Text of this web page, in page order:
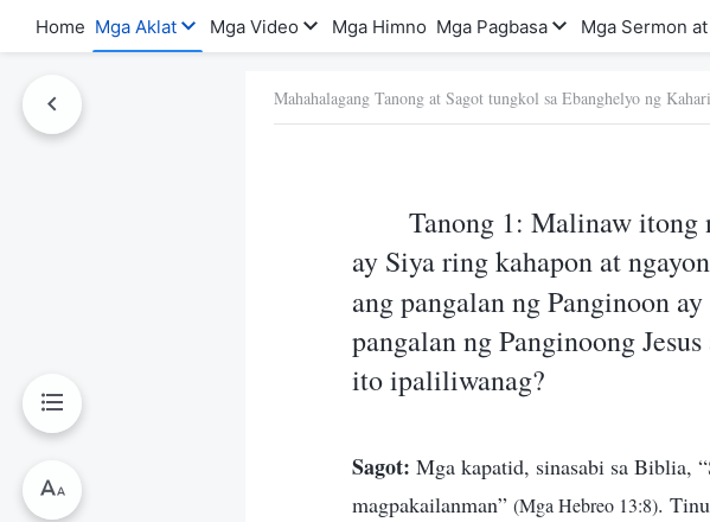
Home Mga Aklat Mga Video Mga Himno Mga Pagbasa Mga Sermon
Mahahalagang Tanong at Sagot tungkol sa Ebanghelyo ng
Tanong 1: Malinaw itong
ay Siya ring kahapon at
ang pangalan ng Panginoon
pangalan ng Panginoong
ito ipaliliwanag?
Sagot: Mga kapatid, sinasabi sa Biblia,
magpakailanman” (Mga Hebreo 13:8).